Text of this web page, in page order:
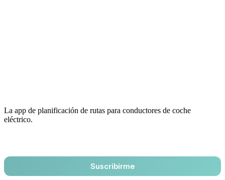
La app de planificación de rutas para conductores de coche
eléctrico.
Suscribirme